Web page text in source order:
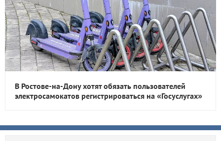
В Ростове-на-Дону хотят обязать пользователей
электросамокатов регистрироваться на «Госуслугах»